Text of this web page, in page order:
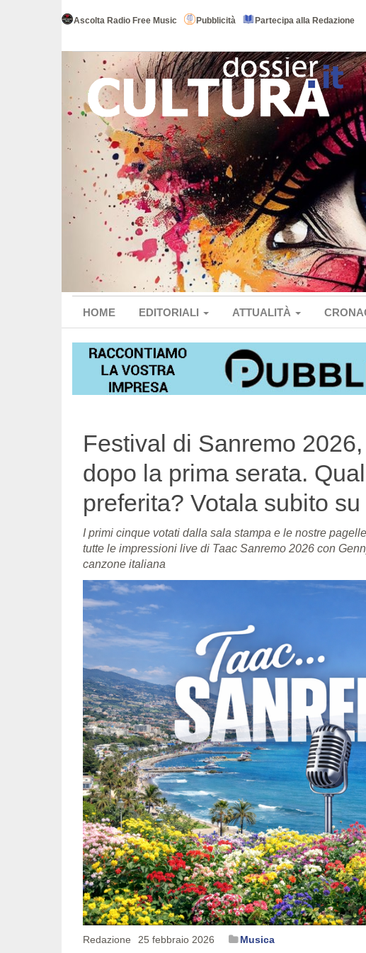
Ascolta Radio Free Music Pubblicità Partecipa alla Redazione
HOME EDITORIALI ATTUALITÀ
Festival di Sanremo
dopo la prima serata.
preferita? Votala subito
I primi cinque votati dalla sala stampa e le nostre
tutte le impressioni live di Taac Sanremo 2026 con
canzone italiana
Redazione 25 febbraio 2026 Musica